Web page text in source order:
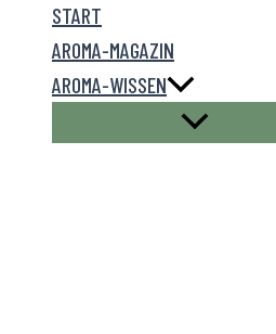
START
AROMA-MAGAZIN
AROMA-WISSEN